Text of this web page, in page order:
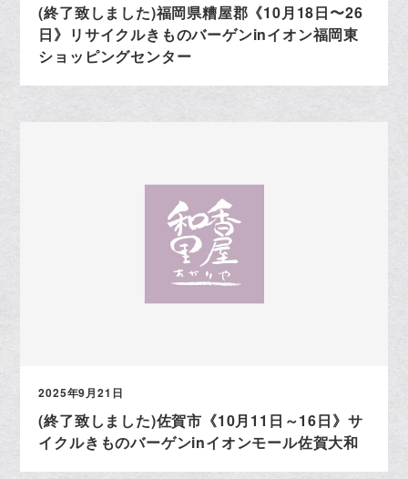
(終了致しました)福岡県糟屋郡《10月18日〜26
日》リサイクルきものバーゲンinイオン福岡東
ショッピングセンター
2025年9月21日
(終了致しました)佐賀市《10月11日～16日》サ
イクルきものバーゲンinイオンモール佐賀大和